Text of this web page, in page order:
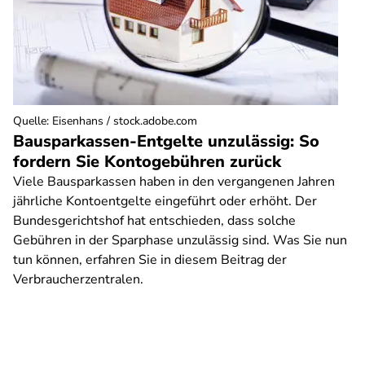
Bausparkassen-Entgelte unzulässig: So
fordern Sie Kontogebühren zurück
Viele Bausparkassen haben in den vergangenen Jahren
jährliche Kontoentgelte eingeführt oder erhöht. Der
Bundesgerichtshof hat entschieden, dass solche
Gebühren in der Sparphase unzulässig sind. Was Sie nun
tun können, erfahren Sie in diesem Beitrag der
Verbraucherzentralen.
Quelle: Eisenhans / stock.adobe.com